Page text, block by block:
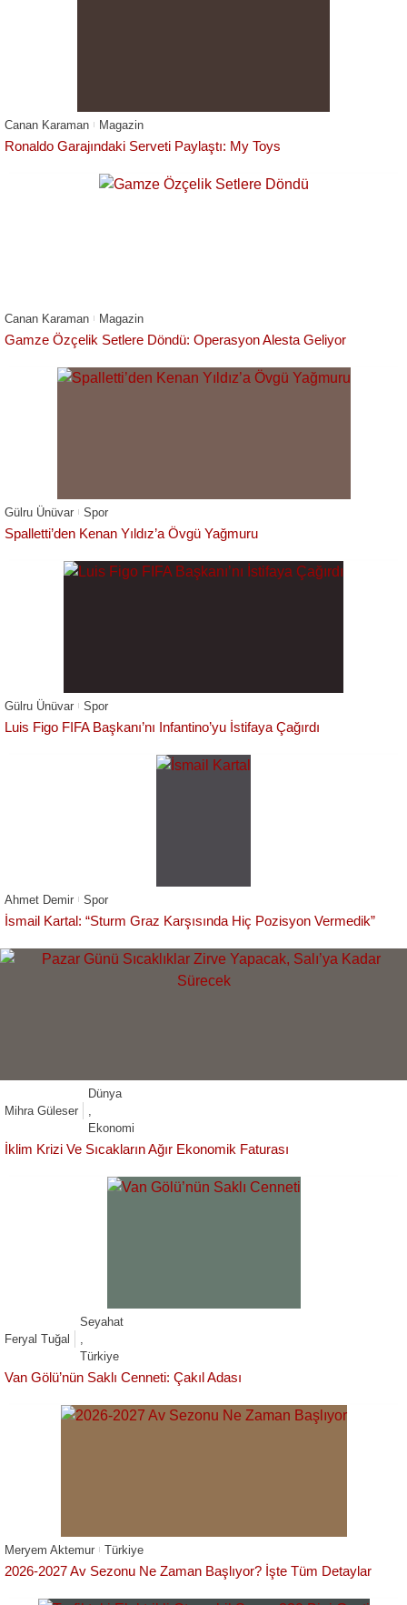
Canan Karaman Magazin
Ronaldo Garajındaki Serveti Paylaştı: My Toys
Canan Karaman Magazin
Gamze Özçelik Setlere Döndü: Operasyon Alesta Geliyor
Gülru Ünüvar Spor
Spalletti’den Kenan Yıldız’a Övgü Yağmuru
Gülru Ünüvar Spor
Luis Figo FIFA Başkanı’nı Infantino’yu İstifaya Çağırdı
Ahmet Demir Spor
İsmail Kartal: “Sturm Graz Karşısında Hiç Pozisyon Vermedik”
Mihra Güleser
Dünya
Ekonomi
İklim Krizi Ve Sıcakların Ağır Ekonomik Faturası
Feryal Tuğal
Seyahat
Türkiye
Van Gölü’nün Saklı Cenneti: Çakıl Adası
Meryem Aktemur Türkiye
2026-2027 Av Sezonu Ne Zaman Başlıyor? İşte Tüm Detaylar